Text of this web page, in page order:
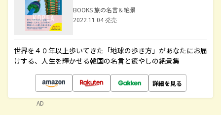
BOOKS 旅の名言＆絶景
2022.11.04 発売
世界を４０年以上歩いてきた「地球の歩き方」があなたにお届
けする、人生を輝かせる韓国の名言と癒やしの絶景集
詳細を見る
AD